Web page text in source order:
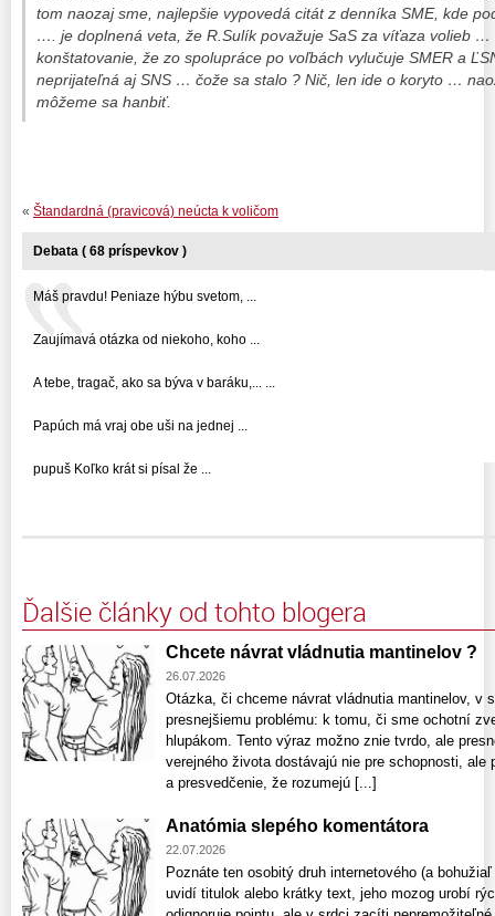
tom naozaj sme, najlepšie vypovedá citát z denníka SME, kde
…. je doplnená veta, že R.Sulík považuje SaS za víťaza volieb …
konštatovanie, že zo spolupráce po voľbách vylučuje SMER a
neprijateľná aj SNS … čože sa stalo ? Nič, len ide o koryto …
môžeme sa hanbiť.
« Štandardná (pravicová) neúcta k voličom
Debata ( 68 príspevkov )
Máš pravdu! Peniaze hýbu svetom, ...
Zaujímavá otázka od niekoho, koho ...
A tebe, tragač, ako sa býva v baráku,... ...
Papúch má vraj obe uši na jednej ...
pupuš Koľko krát si písal že ...
Ďalšie články od tohto blogera
Chcete návrat vládnutia mantinelov ?
26.07.2026
Otázka, či chceme návrat vládnutia mantinelov, v
presnejšiemu problému: k tomu, či sme ochotní
hlupákom. Tento výraz možno znie tvrdo, ale
verejného života dostávajú nie pre schopnosti, ale
a presvedčenie, že rozumejú [...]
Anatómia slepého komentátora
22.07.2026
Poznáte ten osobitý druh internetového (a
uvidí titulok alebo krátky text, jeho mozog urobí